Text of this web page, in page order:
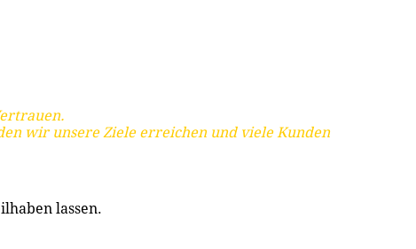
wir unsere Ziele erreichen und viele Kunden
lassen.